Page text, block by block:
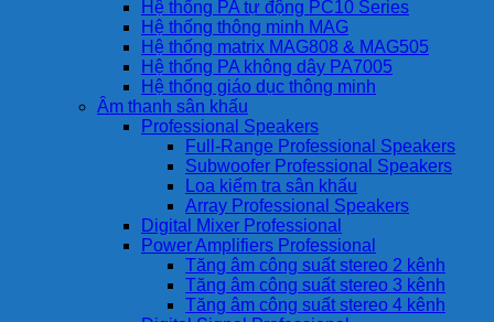
Hệ thống PA tự động PC10 Series
Hệ thống thông minh MAG
Hệ thống matrix MAG808 & MAG505
Hệ thống PA không dây PA7005
Hệ thống giáo dục thông minh
Âm thanh sân khấu
Professional Speakers
Full-Range Professional Speakers
Subwoofer Professional Speakers
Loa kiểm tra sân khấu
Array Professional Speakers
Digital Mixer Professional
Power Amplifiers Professional
Tăng âm công suất stereo 2 kênh
Tăng âm công suất stereo 3 kênh
Tăng âm công suất stereo 4 kênh